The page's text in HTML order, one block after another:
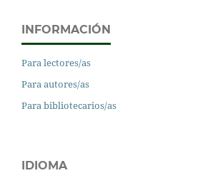
INFORMACIÓN
Para lectores/as
Para autores/as
Para bibliotecarios/as
IDIOMA